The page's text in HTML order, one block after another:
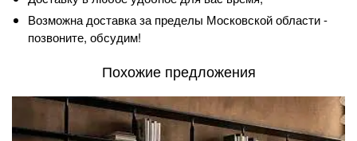
Возможна доставка за пределы Московской области -
позвоните, обсудим!
Похожие предложения